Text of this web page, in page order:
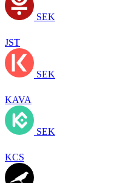
SEK
JST
SEK
KAVA
SEK
KCS